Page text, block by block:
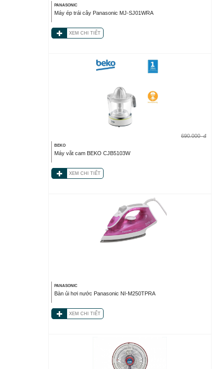
PANASONIC
Máy ép trái cây Panasonic MJ-SJ01WRA
XEM CHI TIẾT
690.000 đ
BEKO
Máy vắt cam BEKO CJB5103W
XEM CHI TIẾT
PANASONIC
Bàn ủi hơi nước Panasonic NI-M250TPRA
XEM CHI TIẾT